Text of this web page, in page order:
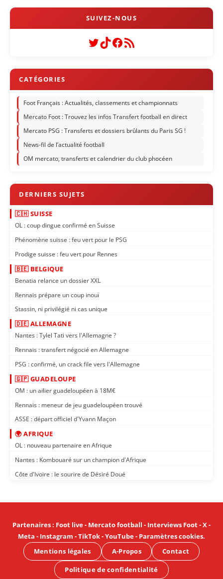
Twitter
TikTok
Facebook
Flux RSS
Foot Français : Actualités, classements et championnats
Mercato Foot : Trouvez les infos Transfert football en direct
Mercato PSG : Transferts et dossiers brûlants du Paris SG !
News-fil de l’actualité football
OM mercato, transferts et calendrier du club phocéen
🇨🇭 SUISSE
OL : coup dingue confirmé en Suisse
Phénomène suisse : feu vert pour le PSG
Prodige suisse : feu vert pour Rennes
🇧🇪 BELGIQUE
Benatia relance un dossier XXL
Rennais prépare un coup inouï
Stassin, ni privilégié ni cas unique
🇩🇪 ALLEMAGNE
Nantes : Tylel Tati vers l'Allemagne ?
Rennais : transfert négocié en Allemagne
PSG : confirmé, un crack file vers l'Allemagne
🇬🇵 GUADELOUPE
OM : un ailier guadeloupéen à 18M€
Rennais : meneur de jeu guadeloupéen trouvé
ASSE : départ officiel d'Yvann Maçon
🌍 AFRIQUE
OL : nouveau partenaire en Afrique
Nantes : Kombouaré sur un champion d'Afrique
Côte d'Ivoire : le sourire de Désiré Doué
Partenaires: Foot live- Mercato football - Interviews Foot-X-
Meta - Instagram -TikTok-YouTube- Paramètres cookies.
Mentions légales
A-Propos Contact
Politique de confidentialité